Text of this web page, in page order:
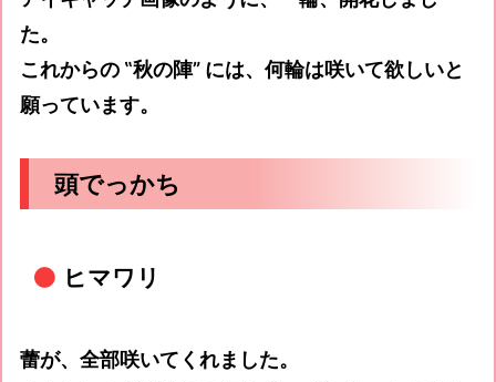
た。
これからの ‟秋の陣” には、何輪は咲いて欲しいと
願っています。
頭でっかち
ヒマワリ
蕾が、全部咲いてくれました。